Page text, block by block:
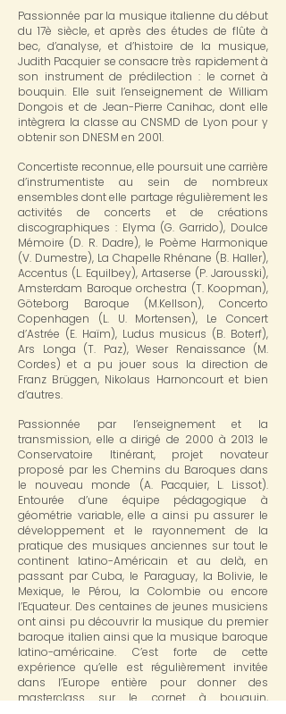
Passionnée par la musique italienne du début
du 17è siècle, et après des études de flûte à
bec, d’analyse, et d’histoire de la musique,
Judith Pacquier se consacre très rapidement à
son instrument de prédilection : le cornet à
bouquin. Elle suit l’enseignement de William
Dongois et de Jean-Pierre Canihac, dont elle
intègrera la classe au CNSMD de Lyon pour y
obtenir son DNESM en 2001.
Concertiste reconnue, elle poursuit une carrière
d’instrumentiste au sein de nombreux
ensembles dont elle partage régulièrement les
activités de concerts et de créations
discographiques : Elyma (G. Garrido), Doulce
Mémoire (D. R. Dadre), le Poème Harmonique
(V. Dumestre), La Chapelle Rhénane (B. Haller),
Accentus (L. Equilbey), Artaserse (P. Jarousski),
Amsterdam Baroque orchestra (T. Koopman),
Göteborg Baroque (M.Kellson), Concerto
Copenhagen (L. U. Mortensen), Le Concert
d’Astrée (E. Haïm), Ludus musicus (B. Boterf),
Ars Longa (T. Paz), Weser Renaissance (M.
Cordes) et a pu jouer sous la direction de
Franz Brüggen, Nikolaus Harnoncourt et bien
d’autres.
Passionnée par l’enseignement et la
transmission, elle a dirigé de 2000 à 2013 le
Conservatoire Itinérant, projet novateur
proposé par les Chemins du Baroques dans
le nouveau monde (A. Pacquier, L. Lissot).
Entourée d’une équipe pédagogique à
géométrie variable, elle a ainsi pu assurer le
développement et le rayonnement de la
pratique des musiques anciennes sur tout le
continent latino-Américain et au delà, en
passant par Cuba, le Paraguay, la Bolivie, le
Mexique, le Pérou, la Colombie ou encore
l’Equateur. Des centaines de jeunes musiciens
ont ainsi pu découvrir la musique du premier
baroque italien ainsi que la musique baroque
latino-américaine. C’est forte de cette
expérience qu’elle est régulièrement invitée
dans l’Europe entière pour donner des
masterclass sur le cornet à bouquin,